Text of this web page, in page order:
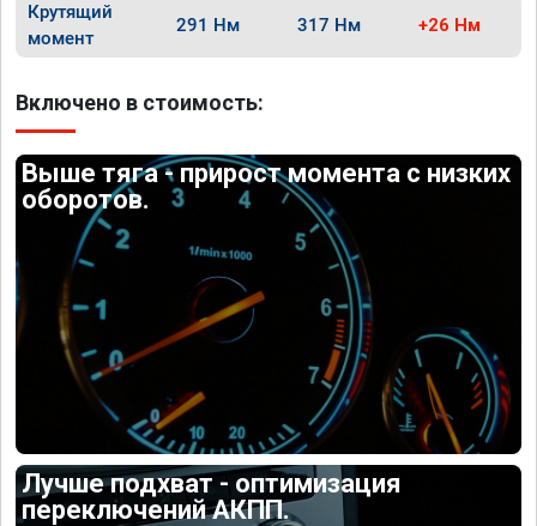
Крутящий
момент
291 Нм 317 Нм +26 Нм
Включено в стоимость:
Выше тяга - прирост момента с низких
оборотов.
Лучше подхват - оптимизация
переключений АКПП.